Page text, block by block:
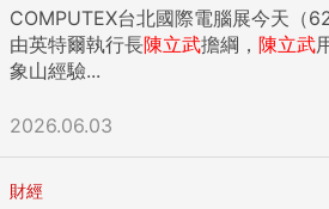
COMPUTEX台北國際電腦展今天（
由英特爾執行長陳立武擔綱， 陳立武
象山經驗...
2026.06.03
財經